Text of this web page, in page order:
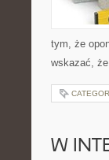
tym, że
wskazać,
W